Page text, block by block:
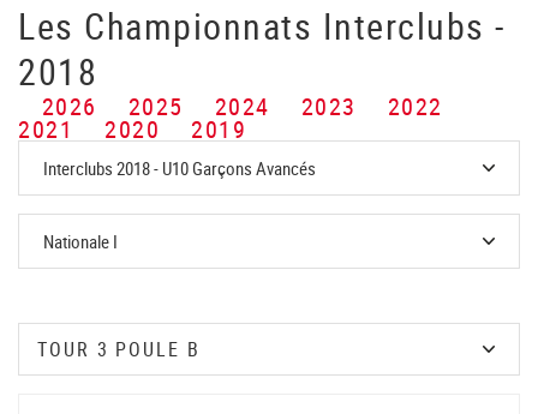
Les Championnats Interclubs -
2018
2026 2025 2024 2023 2022
2021 2020 2019